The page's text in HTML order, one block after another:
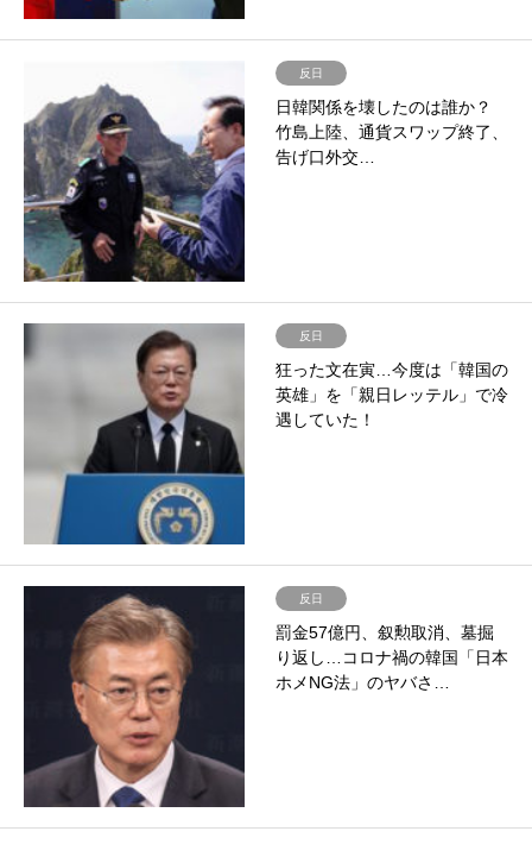
反日
日韓関係を壊したのは誰か？
竹島上陸、通貨スワップ終了、
告げ口外交…
反日
狂った文在寅…今度は「韓国の
英雄」を「親日レッテル」で冷
遇していた！
反日
罰金57億円、叙勲取消、墓掘
り返し…コロナ禍の韓国「日本
ホメNG法」のヤバさ…